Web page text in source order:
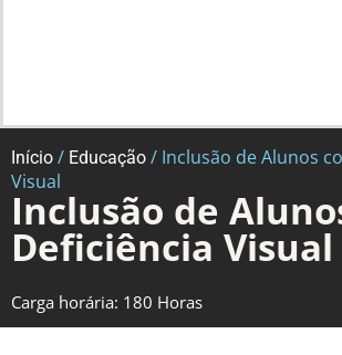
Início / Educação / Inclusão de Alunos
Visual
Inclusão de
Deficiência Visual
Carga horária: 180 Horas